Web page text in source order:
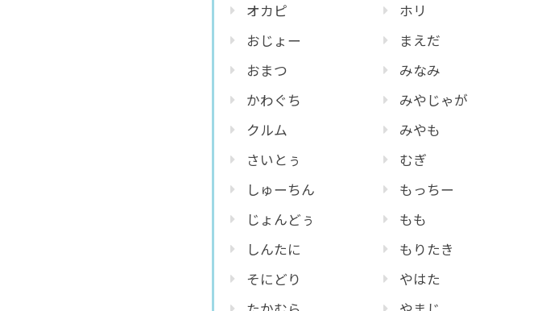
オカピ
おじょー
おまつ
かわぐち
クルム
さいとぅ
しゅーちん
じょんどぅ
しんたに
そにどり
ホリ
まえだ
みなみ
みやじゃが
みやも
むぎ
もっちー
もも
もりたき
やはた